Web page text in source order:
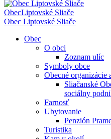
ObecLiptovské Sliače
Obec Liptovské Sliače
Obec
O obci
Zoznam ulíc
Symboly obce
Obecné organizácie
Sliačanské
sociálny
Farnosť
Ubytovanie
Penzión
Turistika